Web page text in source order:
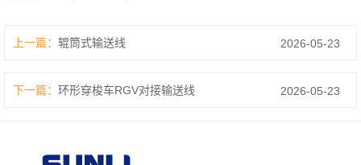
上一篇： 辊筒式输送线 2026-05-23
下一篇： 环形穿梭车RGV对接输送线 2026-05-23